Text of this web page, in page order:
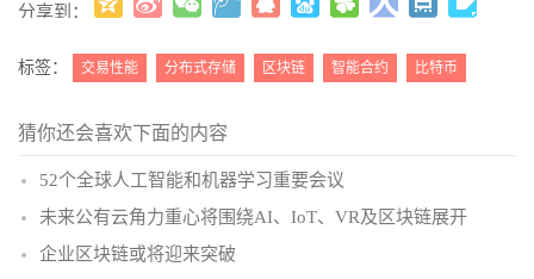
分享到：
( )
标签： 交易性能 分布式存储 区块链 智能合约 比特币
猜你还会喜欢下面的内容
52个全球人工智能和机器学习重要会议
未来公有云角力重心将围绕AI、IoT、VR及区块链展开
企业区块链或将迎来突破